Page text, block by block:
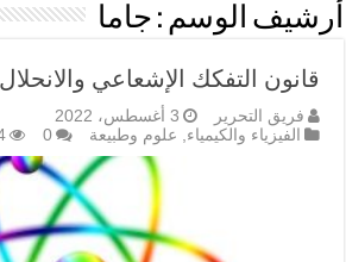
أرشيف الوسم : جاما
قانون التفكك الإشعاعي
فريق التحرير
3 أغسطس، 2022
الفيزياء والكيمياء, علوم وطبيعة 0